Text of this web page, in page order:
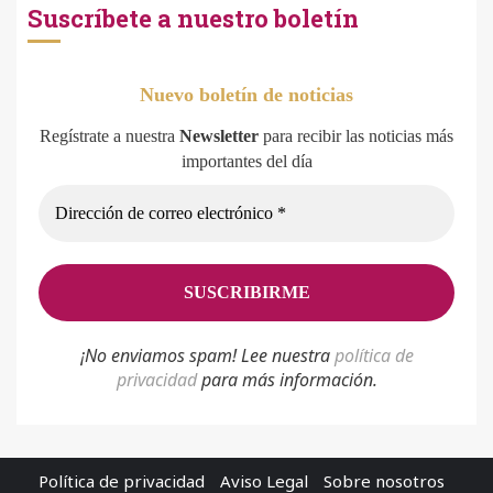
Suscríbete a nuestro boletín
Nuevo boletín de noticias
Regístrate a nuestra Newsletter para recibir las noticias más
importantes del día
¡No enviamos spam! Lee nuestrapolítica de
privacidadpara más información.
Política de privacidad Aviso Legal Sobre nosotros